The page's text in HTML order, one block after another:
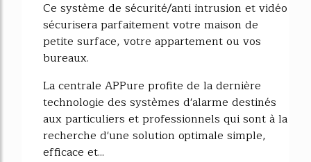
Ce système de sécurité/anti intrusion et vidéo
sécurisera parfaitement votre maison de
petite surface, votre appartement ou vos
bureaux.
La centrale APPure profite de la dernière
technologie des systèmes d'alarme destinés
aux particuliers et professionnels qui sont à la
recherche d'une solution optimale simple,
efficace et...